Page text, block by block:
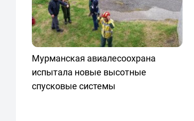
Мурманская авиалесоохрана
испытала новые высотные
спусковые системы